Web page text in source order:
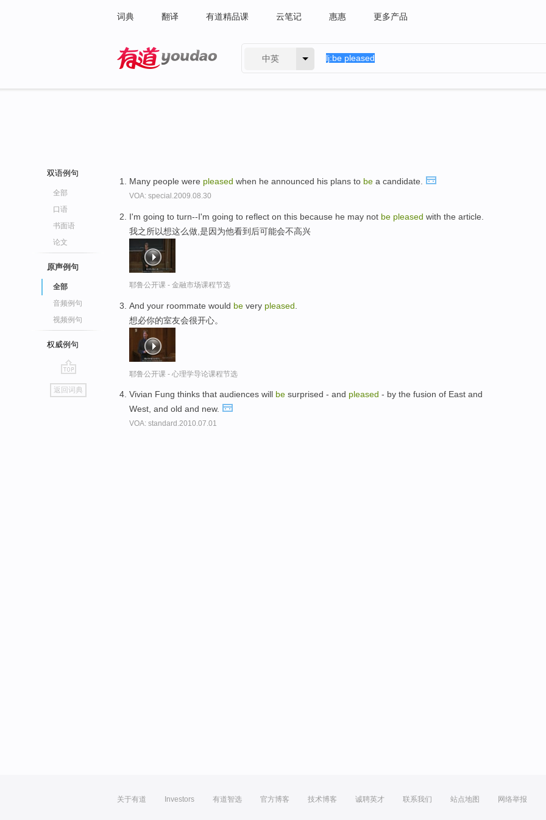
词典 翻译 有道精品课 云笔记 惠惠 更多产品
中英
双语例句
全部
口语
书面语
论文
原声例句
全部
音频例句
视频例句
权威例句
go
top
返回词典
Many people were pleased when he announced his plans to be a candidate.
VOA: special.2009.08.30
I'm going to turn--I'm going to reflect on this because he may not be pleased with the article.
我之所以想这么做,是因为他看到后可能会不高兴
耶鲁公开课 - 金融市场课程节选
And your roommate would be very pleased
想必你的室友会很开心。
耶鲁公开课 - 心理学导论课程节选
Vivian Fung thinks that audiences will be surprised - and pleased - by the fusion of East and
West, and old and new.
VOA: standard.2010.07.01
关于有道 Investors 有道智选 官方博客 技术博客 诚聘英才 联系我们 站点地图 网络举报